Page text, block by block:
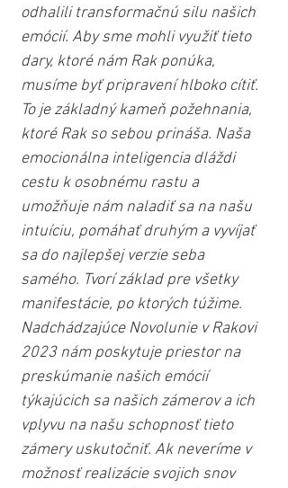
odhalili transformačnú silu našich
emócií. Aby sme mohli využiť tieto
dary, ktoré nám Rak ponúka,
musíme byť pripravení hlboko cítiť.
To je základný kameň požehnania,
ktoré Rak so sebou prináša. Naša
emocionálna inteligencia dláždi
cestu k osobnému rastu a
umožňuje nám naladiť sa na našu
intuíciu, pomáhať druhým a vyvíjať
sa do najlepšej verzie seba
samého. Tvorí základ pre všetky
manifestácie, po ktorých túžime.
Nadchádzajúce Novolunie v Rakovi
2023 nám poskytuje priestor na
preskúmanie našich emócií
týkajúcich sa našich zámerov a ich
vplyvu na našu schopnosť tieto
zámery uskutočniť. Ak neveríme v
možnosť realizácie svojich snov